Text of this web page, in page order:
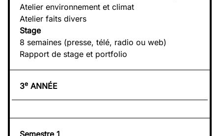
Atelier environnement et climat
Atelier faits divers
Stage
8 semaines (presse, télé, radio ou web)
Rapport de stage et portfolio
3e ANNÉE
Semestre 1